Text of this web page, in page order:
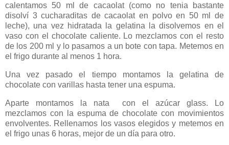
calentamos 50 ml de cacaolat (como no tenia bastante
disolví 3 cucharaditas de cacaolat en polvo en 50 ml de
leche), una vez hidratada la gelatina la disolvemos en el
vaso con el chocolate caliente. Lo mezclamos con el resto
de los 200 ml y lo pasamos a un bote con tapa. Metemos en
el frigo durante al menos 1 hora.
Una vez pasado el tiempo montamos la gelatina de
chocolate con varillas hasta tener una espuma.
Aparte montamos la nata con el azúcar glass. Lo
mezclamos con la espuma de chocolate con movimientos
envolventes. Rellenamos los vasos elegidos y metemos en
el frigo unas 6 horas, mejor de un día para otro.